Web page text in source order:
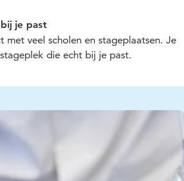
je past
met veel scholen en stageplaatsen. Je
die echt bij je past.